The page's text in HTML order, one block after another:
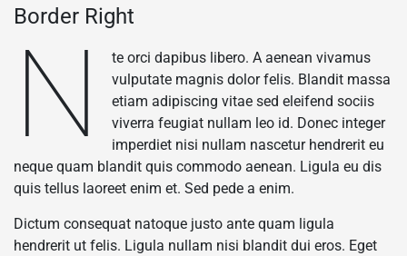
Border Right
N
te orci dapibus libero. A aenean vivamus
vulputate magnis dolor felis. Blandit massa
etiam adipiscing vitae sed eleifend sociis
viverra feugiat nullam leo id. Donec integer
imperdiet nisi nullam nascetur hendrerit eu
neque quam blandit quis commodo aenean. Ligula eu dis
quis tellus laoreet enim et. Sed pede a enim.
Dictum consequat natoque justo ante quam ligula
hendrerit ut felis. Ligula nullam nisi blandit dui eros. Eget